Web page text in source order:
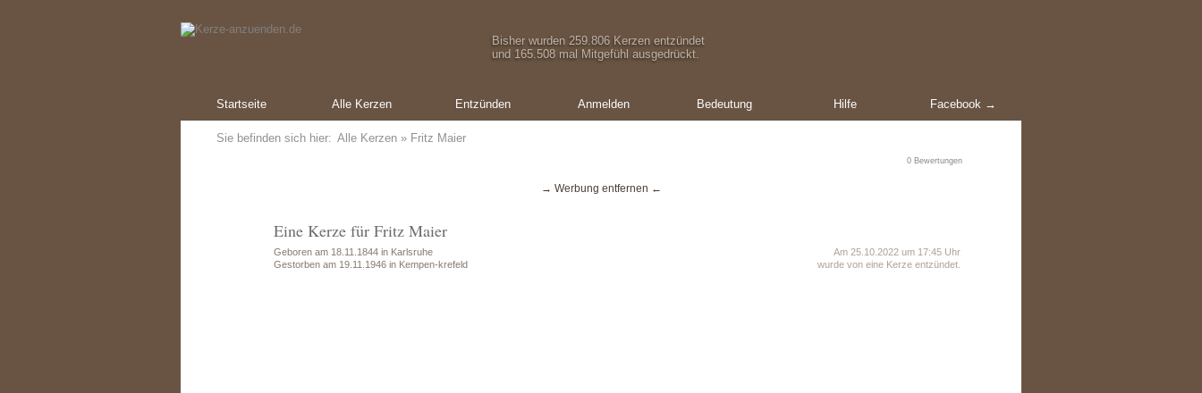
Bisher wurden 259.806 Kerzen entzündet
und 165.508 mal Mitgefühl ausgedrückt.
Startseite Alle Kerzen Entzünden Anmelden Bedeutung Hilfe Facebook →
Sie befinden sich hier: Alle Kerzen » Fritz Maier
0 Bewertungen
→ Werbung entfernen ←
Eine Kerze für Fritz Maier
Geboren am 18.11.1844 in Karlsruhe
Gestorben am 19.11.1946 in Kempen-krefeld
Am 25.10.2022 um 17:45 Uhr
wurde von eine Kerze entzündet.